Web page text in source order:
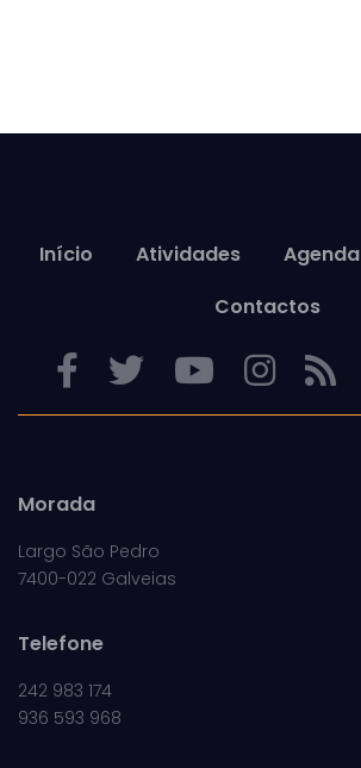
Início Atividades Agenda
Contactos
Morada
Largo São Pedro
7400-022 Galveias
Telefone
242 983 174
936 593 968